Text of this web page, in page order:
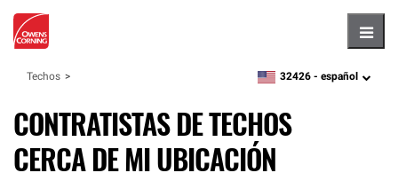
Techos zipcode,language
32426 - español
CONTRATISTAS DE TECHOS
CERCA DE MI UBICACIÓN